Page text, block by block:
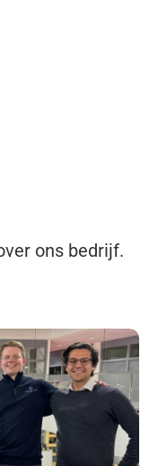
ons bedrijf.